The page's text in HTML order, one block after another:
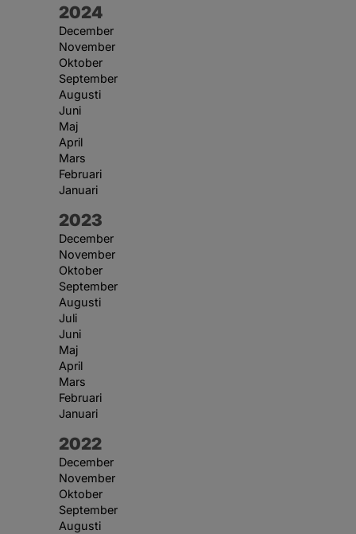
År:
2024
December
November
Oktober
September
Augusti
Juni
Maj
April
Mars
Februari
Januari
År:
2023
December
November
Oktober
September
Augusti
Juli
Juni
Maj
April
Mars
Februari
Januari
År:
2022
December
November
Oktober
September
Augusti